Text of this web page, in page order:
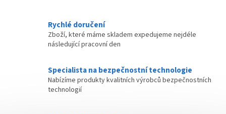
Rychlé doručení
Zboží, které máme skladem expedujeme nejdéle
následující pracovní den
Specialista na bezpečnostní technologie
Nabízíme produkty kvalitních výrobců bezpečnostních
technologií